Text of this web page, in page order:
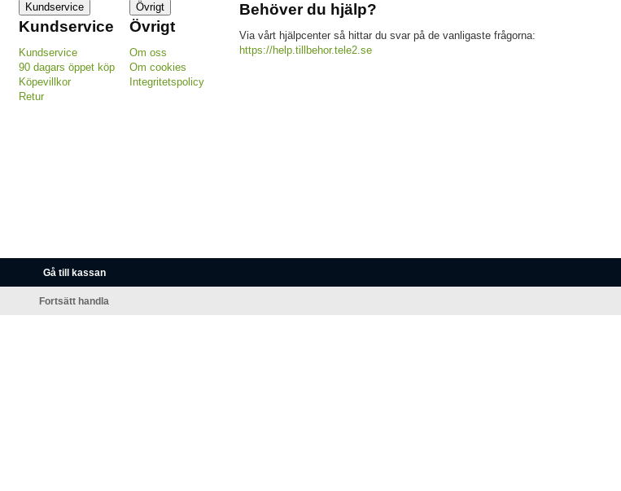
Kundservice
Kundservice
Kundservice
90 dagars öppet köp
Köpevillkor
Retur
Övrigt
Övrigt
Om oss
Om cookies
Integritetspolicy
Behöver du hjälp?
Via vårt hjälpcenter så hittar du svar på de vanligaste frågorna:
https://help.tillbehor.tele2.se
Gå till kassan
Fortsätt handla